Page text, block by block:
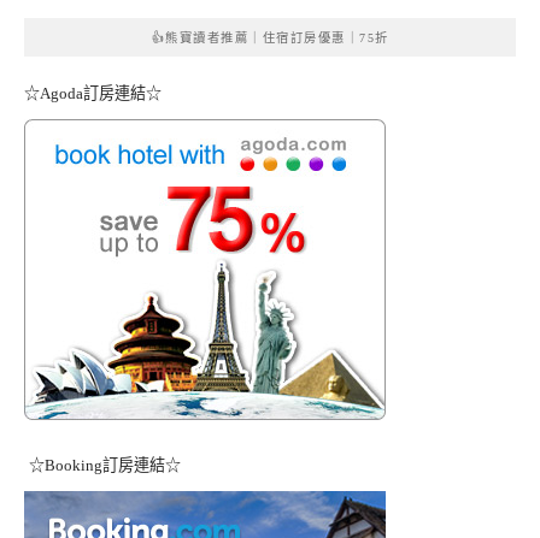
👍熊寶讀者推薦｜住宿訂房優惠｜75折
☆Agoda訂房連結☆
☆Booking訂房連結☆